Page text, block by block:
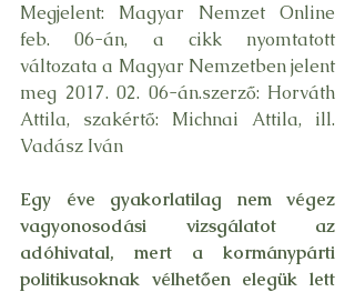
Megjelent: Magyar Nemzet Online
feb. 06-án, a cikk nyomtatott
változata a Magyar Nemzetben jelent
meg 2017. 02. 06-án.szerző: Horváth
Attila, szakértő: Michnai Attila, ill.
Vadász Iván
Egy éve gyakorlatilag nem végez
vagyonosodási vizsgálatot az
adóhivatal, mert a kormánypárti
politikusoknak vélhetően elegük lett